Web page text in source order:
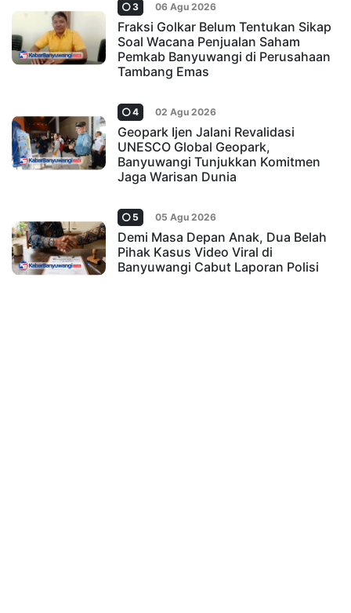
3 06 Agu 2026
Fraksi Golkar Belum Tentukan Sikap
Soal Wacana Penjualan Saham
Pemkab Banyuwangi di Perusahaan
Tambang Emas
4 02 Agu 2026
Geopark Ijen Jalani Revalidasi
UNESCO Global Geopark,
Banyuwangi Tunjukkan Komitmen
Jaga Warisan Dunia
5 05 Agu 2026
Demi Masa Depan Anak, Dua Belah
Pihak Kasus Video Viral di
Banyuwangi Cabut Laporan Polisi